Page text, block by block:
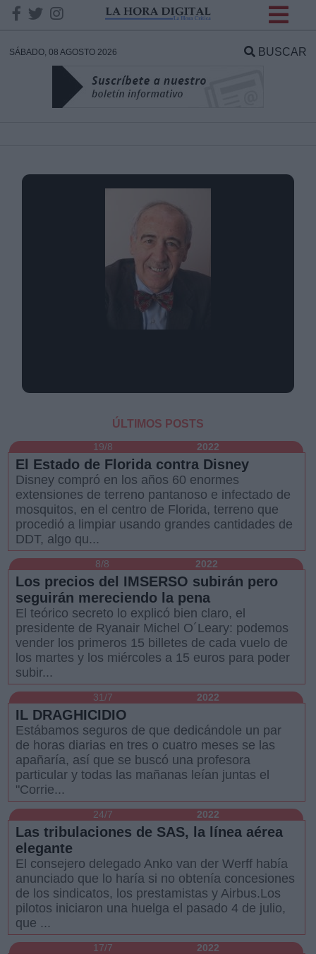
SÁBADO, 08 AGOSTO 2026 BUSCAR
ÚLTIMOS POSTS
19/8 2022
El Estado de Florida contra Disney
Disney compró en los años 60 enormes
extensiones de terreno pantanoso e infectado de
mosquitos, en el centro de Florida, terreno que
procedió a limpiar usando grandes cantidades de
DDT, algo qu...
8/8 2022
Los precios del IMSERSO subirán pero
seguirán mereciendo la pena
El teórico secreto lo explicó bien claro, el
presidente de Ryanair Michel O´Leary: podemos
vender los primeros 15 billetes de cada vuelo de
los martes y los miércoles a 15 euros para poder
subir...
31/7 2022
IL DRAGHICIDIO
Estábamos seguros de que dedicándole un par
de horas diarias en tres o cuatro meses se las
apañaría, así que se buscó una profesora
particular y todas las mañanas leían juntas el
"Corrie...
24/7 2022
Las tribulaciones de SAS, la línea aérea
elegante
El consejero delegado Anko van der Werff había
anunciado que lo haría si no obtenía concesiones
de los sindicatos, los prestamistas y Airbus.Los
pilotos iniciaron una huelga el pasado 4 de julio,
que ...
17/7 2022
DATOS
Responsable:
Información adicional
link